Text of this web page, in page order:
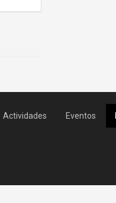
Actividades Eventos